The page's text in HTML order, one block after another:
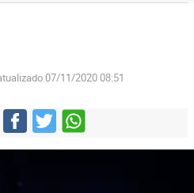
07/11/2020 08:51